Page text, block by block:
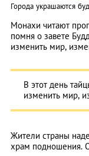
Города украшаются
Монахи читают
помня о завете
изменить мир,
В этот день
изменить мир,
Жители страны
храм подношения.